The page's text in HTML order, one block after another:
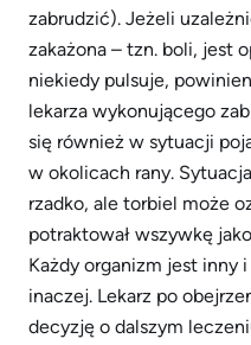
zabrudzić). Jeżeli
zakażona – tzn. boli, jest
niekiedy pulsuje,
lekarza wykonującego
się również w sytuacji
w okolicach rany.
rzadko, ale torbiel może
potraktował wszywkę
Każdy organizm jest inny
inaczej. Lekarz po
decyzję o dalszym